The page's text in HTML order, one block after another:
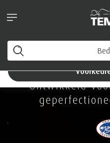
op elk moment wijzigen
Ontwikkeld